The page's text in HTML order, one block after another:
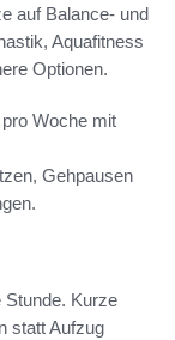
auf Balance- und
Aquafitness
Optionen.
Woche mit
Gehpausen
Stunde. Kurze
statt Aufzug